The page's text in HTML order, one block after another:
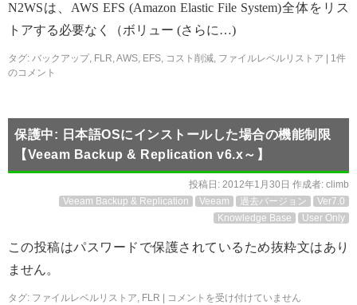
N2WSは、AWS EFS (Amazon Elastic File System)全体をリス
トアする必要なく（ボリュー (さらに…)
タグ: バックアップ, FLR,AWS, EFS, コスト削減, ファイルレベルリストア
1件
のコメント
保護中: 日本語OSにインストールした場合の機能制限
【Veeam Backup & Replication v6.x～】
投稿日: 2012年1月30日 作成者: climb
Veeam Backup & Replication
Veeam 過去バージョン
Ver7.0
Knowledge Base
User Only
この投稿はパスワードで保護されているため抜粋文はあり
ません。
タグ: ファイルレベルリストア, FLR コメントを受け付けていません